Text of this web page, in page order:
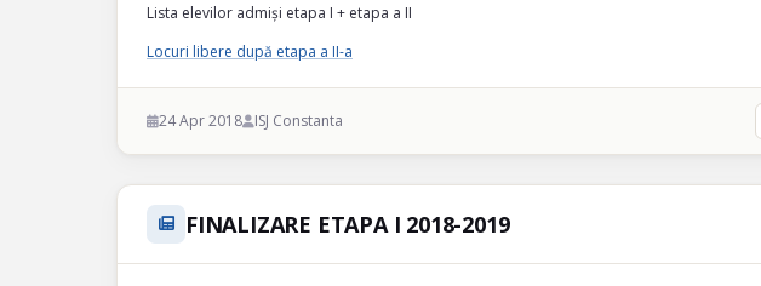
Lista elevilor admiși etapa I + etapa a II
Locuri libere după etapa a II-a
24 Apr 2018 ISJ Constanta
FINALIZARE ETAPA I 2018-2019